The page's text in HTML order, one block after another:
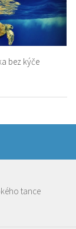
bez kýče
tance